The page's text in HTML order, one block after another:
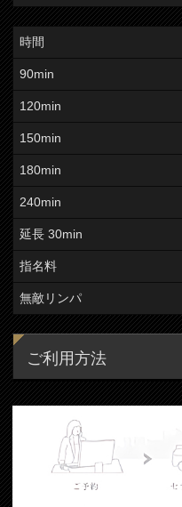
時間
90min
120min
150min
180min
240min
延長 30min
指名料
無敵リンパ
ご利用方法